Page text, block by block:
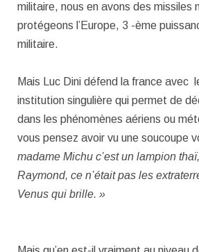
militaire, nous en avons des missiles
protégeons l’Europe, 3 -ème
militaire.
Mais Luc Dini défend la france avec
institution singulière qui permet de
dans les phénomènes aériens ou
vous pensez avoir vu une soucoupe
madame Michu c’est un lampion
Raymond, ce n’était pas les
Venus qui brille. »